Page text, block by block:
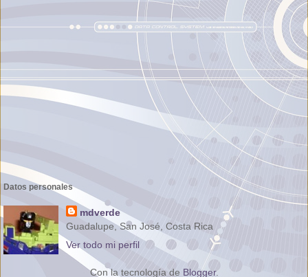
Datos personales
mdverde
Guadalupe, San José, Costa Rica
Ver todo mi perfil
Con la tecnología de Blogger.